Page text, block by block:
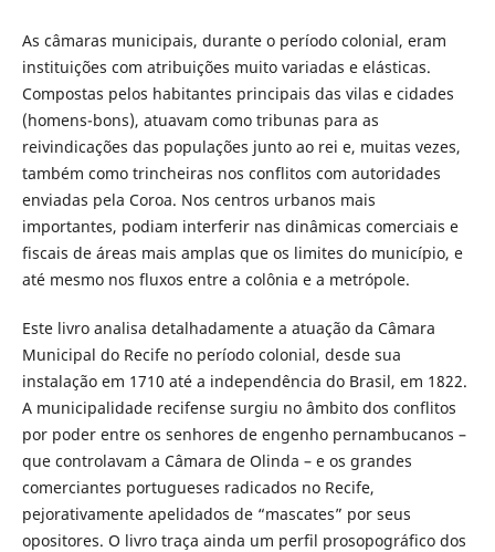
As câmaras municipais, durante o período colonial, eram
instituições com atribuições muito variadas e elásticas.
Compostas pelos habitantes principais das vilas e cidades
(homens-bons), atuavam como tribunas para as
reivindicações das populações junto ao rei e, muitas vezes,
também como trincheiras nos conflitos com autoridades
enviadas pela Coroa. Nos centros urbanos mais
importantes, podiam interferir nas dinâmicas comerciais e
fiscais de áreas mais amplas que os limites do município, e
até mesmo nos fluxos entre a colônia e a metrópole.
Este livro analisa detalhadamente a atuação da Câmara
Municipal do Recife no período colonial, desde sua
instalação em 1710 até a independência do Brasil, em 1822.
A municipalidade recifense surgiu no âmbito dos conflitos
por poder entre os senhores de engenho pernambucanos –
que controlavam a Câmara de Olinda – e os grandes
comerciantes portugueses radicados no Recife,
pejorativamente apelidados de “mascates” por seus
opositores. O livro traça ainda um perfil prosopográfico dos